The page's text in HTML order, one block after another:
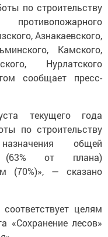
по строительству
Азнакаевского,
Камского,
Нурлатского
сообщает пресс-
текущего года
по строительству
общей
от плана)
(70%)», — сказано
целям
«Сохранение лесов»